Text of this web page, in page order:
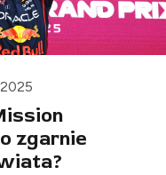
zgarnie